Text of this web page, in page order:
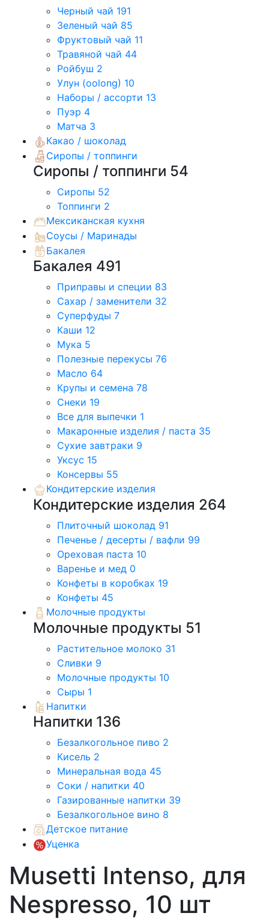
Черный чай 191
Зеленый чай 85
Фруктовый чай 11
Травяной чай 44
Ройбуш 2
Улун (oolong) 10
Наборы / ассорти 13
Пуэр 4
Матча 3
Какао / шоколад
Сиропы / топпинги
Сиропы / топпинги 54
Сиропы 52
Топпинги 2
Мексиканская кухня
Соусы / Маринады
Бакалея
Бакалея 491
Приправы и специи 83
Сахар / заменители 32
Суперфуды 7
Каши 12
Мука 5
Полезные перекусы 76
Масло 64
Крупы и семена 78
Снеки 19
Все для выпечки 1
Макаронные изделия / паста 35
Сухие завтраки 9
Уксус 15
Консервы 55
Кондитерские изделия
Кондитерские изделия 264
Плиточный шоколад 91
Печенье / десерты / вафли 99
Ореховая паста 10
Варенье и мед 0
Конфеты в коробках 19
Конфеты 45
Молочные продукты
Молочные продукты 51
Растительное молоко 31
Сливки 9
Молочные продукты 10
Сыры 1
Напитки
Напитки 136
Безалкогольное пиво 2
Кисель 2
Минеральная вода 45
Соки / напитки 40
Газированные напитки 39
Безалкогольное вино 8
Детское питание
Уценка
Musetti Intenso, для
Nespresso, 10 шт